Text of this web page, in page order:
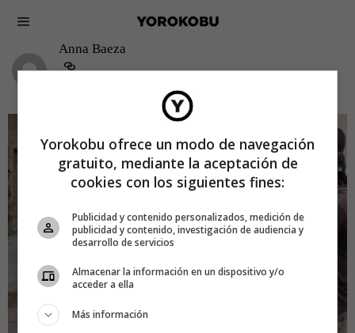
Anna Baeza
Yorokobu ofrece un modo de navegación
gratuito, mediante la aceptación de
cookies con los siguientes fines:
Publicidad y contenido personalizados, medición de
publicidad y contenido, investigación de audiencia y
desarrollo de servicios
Almacenar la información en un dispositivo y/o
acceder a ella
Más información